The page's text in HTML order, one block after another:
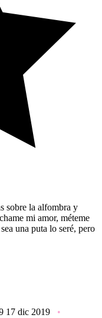
sobre la alfombra y
mi amor, méteme
una puta lo seré, pero
17 dic 2019